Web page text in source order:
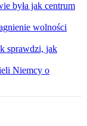
była jak centrum
wolności
sprawdzi, jak
Niemcy o